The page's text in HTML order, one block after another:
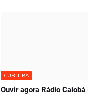
CURITIBA
Ouvir agora Rádio Caiobá